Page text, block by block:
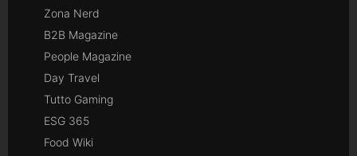
Zona Nerd
B2B Magazine
People Magazine
Day Travel
Tutto Gaming
ESG 365
Food Wiki